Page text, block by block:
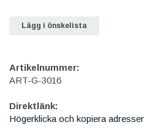
Lägg i önskelista
Artikelnummer:
ART-G-3016
Direktlänk:
Högerklicka och kopiera